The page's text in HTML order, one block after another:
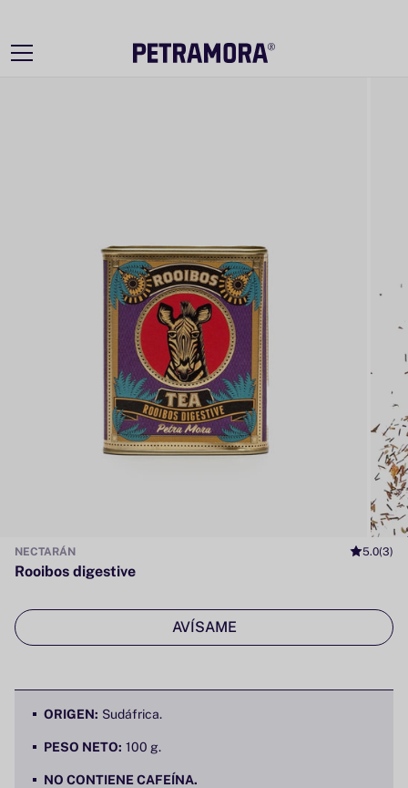
NECTARÁN 5.0(3)
Rooibos digestive
AVÍSAME
ORIGEN: Sudáfrica.
PESO NETO: 100 g.
NO CONTIENE CAFEÍNA.